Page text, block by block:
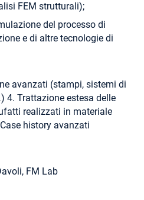
FEM strutturali);
del processo di
e di altre tecnologie di
avanzati (stampi, sistemi di
4. Trattazione estesa delle
realizzati in materiale
history avanzati
FM Lab